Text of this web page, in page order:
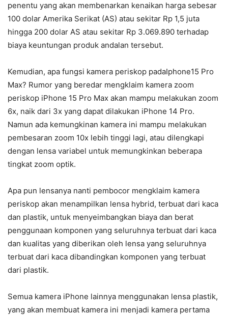
penentu yang akan membenarkan kenaikan harga sebesar
100 dolar Amerika Serikat (AS) atau sekitar Rp 1,5 juta
hingga 200 dolar AS atau sekitar Rp 3.069.890 terhadap
biaya keuntungan produk andalan tersebut.
Kemudian, apa fungsi kamera periskop padaIphone15 Pro
Max? Rumor yang beredar mengklaim kamera zoom
periskop iPhone 15 Pro Max akan mampu melakukan zoom
6x, naik dari 3x yang dapat dilakukan iPhone 14 Pro.
Namun ada kemungkinan kamera ini mampu melakukan
pembesaran zoom 10x lebih tinggi lagi, atau dilengkapi
dengan lensa variabel untuk memungkinkan beberapa
tingkat zoom optik.
Apa pun lensanya nanti pembocor mengklaim kamera
periskop akan menampilkan lensa hybrid, terbuat dari kaca
dan plastik, untuk menyeimbangkan biaya dan berat
penggunaan komponen yang seluruhnya terbuat dari kaca
dan kualitas yang diberikan oleh lensa yang seluruhnya
terbuat dari kaca dibandingkan komponen yang terbuat
dari plastik.
Semua kamera iPhone lainnya menggunakan lensa plastik,
yang akan membuat kamera ini menjadi kamera pertama